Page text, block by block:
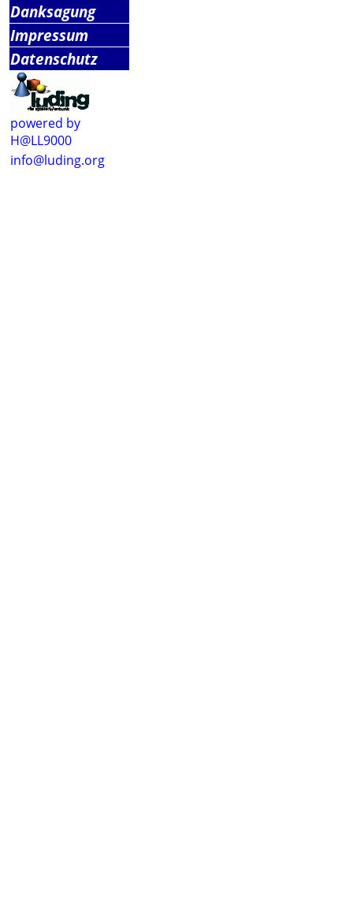
Danksagung
Impressum
Datenschutz
powered by
H@LL9000
info@luding.org